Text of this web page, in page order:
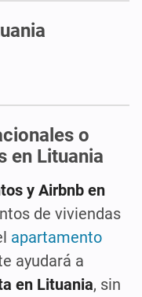
o
en Lituania
y Airbnb en
de viviendas
apartamento
ayudará a
en Lituania, sin